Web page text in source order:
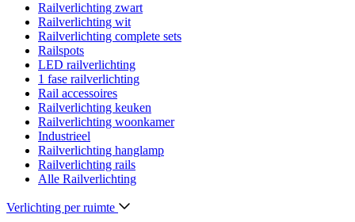
Railverlichting zwart
Railverlichting wit
Railverlichting complete sets
Railspots
LED railverlichting
1 fase railverlichting
Rail accessoires
Railverlichting keuken
Railverlichting woonkamer
Industrieel
Railverlichting hanglamp
Railverlichting rails
Alle Railverlichting
Verlichting per ruimte